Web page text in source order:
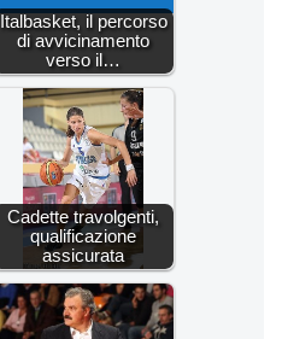
Italbasket, il percorso
di avvicinamento
verso il…
Cadette travolgenti,
qualificazione
assicurata